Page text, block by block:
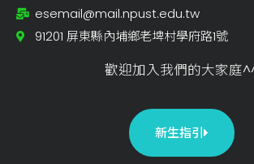
esemail@mail.npust.edu.tw
91201 屏東縣內埔鄉老埤村學府路1號
歡迎加入我們的大家庭
新生指引